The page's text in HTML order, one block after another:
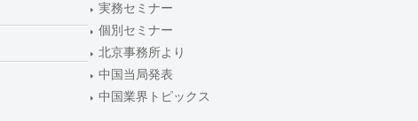
実務セミナー
個別セミナー
北京事務所より
中国当局発表
中国業界トピックス